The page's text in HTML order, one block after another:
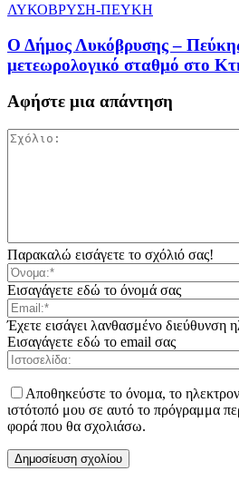
ΛΥΚΟΒΡΥΣΗ-ΠΕΥΚΗ
Ο Δήμος Λυκόβρυσης –
μετεωρολογικό σταθμό στο
Αφήστε μια απάντηση
Παρακαλώ εισάγετε το σχόλιό σας!
Εισαγάγετε εδώ το όνομά σας
Έχετε εισάγει λανθασμένο διεύθυνση
Εισαγάγετε εδώ το email σας
Αποθηκεύστε το όνομα, το
ιστότοπό μου σε αυτό το πρόγραμμα
φορά που θα σχολιάσω.